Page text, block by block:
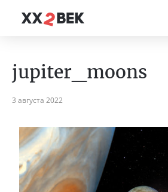
jupiter_moons
3 августа 2022